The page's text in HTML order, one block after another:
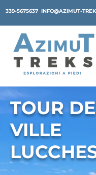
339-5675637 INFO@AZIMUT-
TOUR
VILLE